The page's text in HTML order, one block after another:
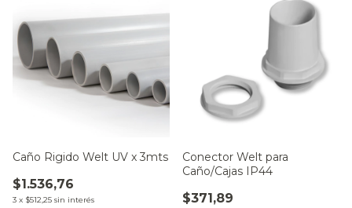
Caño Rigido Welt UV x 3mts
$1.536,76
3 x $512,25 sin interés
Conector Welt para
Caño/Cajas IP44
$371,89